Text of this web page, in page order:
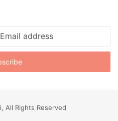
All Rights Reserved